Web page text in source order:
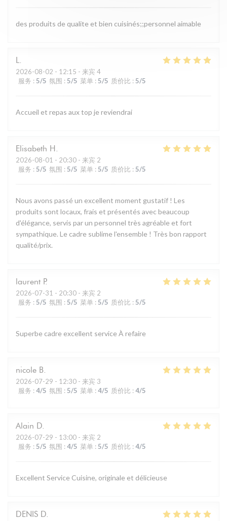
des produits de qualite et bien cuisinés;;personnel aimable
L
2026-08-02 - 12:15 - 来宾 4
服务 : 5/5 氛围 : 5/5 菜单 : 5/5 质价比 : 5/5
Accueil et repas aux top je reviendrai
Elisabeth H
2026-08-01 - 20:30 - 来宾 2
服务 : 5/5 氛围 : 5/5 菜单 : 5/5 质价比 : 5/5
Nous avons passé un excellent moment gustatif ! Les
produits sont locaux, frais et présentés avec beaucoup
d'élégance, servis par un personnel très agréable et fort
sympathique. Le cadre sublime l'ensemble ! Très bon rapport
qualité/prix.
laurent P
2026-07-31 - 20:30 - 来宾 2
服务 : 5/5 氛围 : 5/5 菜单 : 5/5 质价比 : 5/5
Superbe cadre excellent service À refaire
nicole B
2026-07-29 - 12:30 - 来宾 3
服务 : 4/5 氛围 : 5/5 菜单 : 4/5 质价比 : 4/5
Alain D
2026-07-29 - 13:00 - 来宾 2
服务 : 5/5 氛围 : 4/5 菜单 : 5/5 质价比 : 4/5
Excellent Service Cuisine, originale et délicieuse
DENIS D